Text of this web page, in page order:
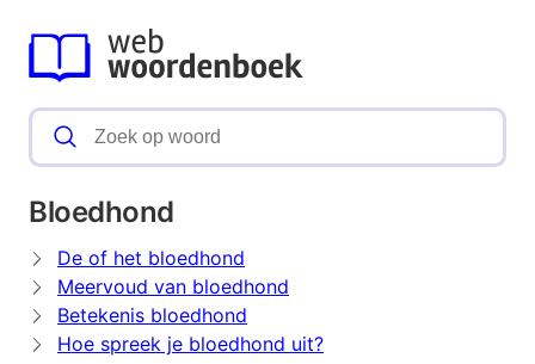
Bloedhond
De of het bloedhond
Meervoud van bloedhond
Betekenis bloedhond
Hoe spreek je bloedhond uit?